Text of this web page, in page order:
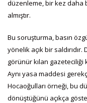
düzenleme, bir kez daha
almıştır.
Bu soruşturma, basın
yönelik açık bir saldırıdır.
görünür kılan
Aynı yasa maddesi
Hocaoğulları örneği, bu
dönüştüğünü açıkça